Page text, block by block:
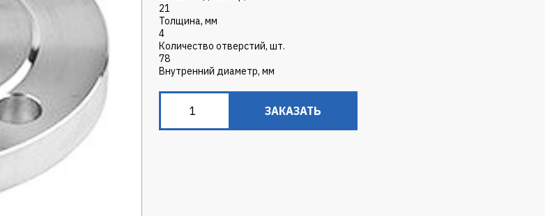
21
Толщина, мм
4
Количество отверстий, шт.
78
Внутренний диаметр, мм
ЗАКАЗАТЬ